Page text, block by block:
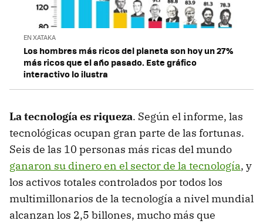
EN XATAKA
Los hombres más ricos del planeta son hoy un 27%
más ricos que el año pasado. Este gráfico
interactivo lo ilustra
La tecnología es riqueza. Según el informe, las
tecnológicas ocupan gran parte de las fortunas.
Seis de las 10 personas más ricas del mundo
ganaron su dinero en el sector de la tecnología, y
los activos totales controlados por todos los
multimillonarios de la tecnología a nivel mundial
alcanzan los 2,5 billones, mucho más que